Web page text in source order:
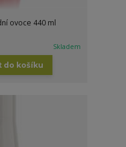
ovoce 440 ml
Skladem
do košíku